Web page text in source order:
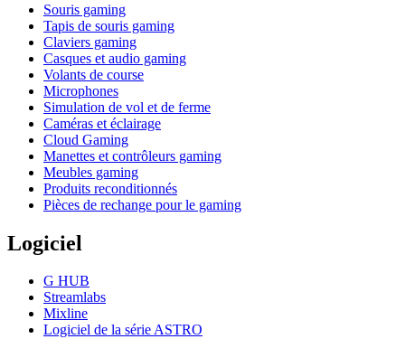
Souris gaming
Tapis de souris gaming
Claviers gaming
Casques et audio gaming
Volants de course
Microphones
Simulation de vol et de ferme
Caméras et éclairage
Cloud Gaming
Manettes et contrôleurs gaming
Meubles gaming
Produits reconditionnés
Pièces de rechange pour le gaming
Logiciel
G HUB
Streamlabs
Mixline
Logiciel de la série ASTRO